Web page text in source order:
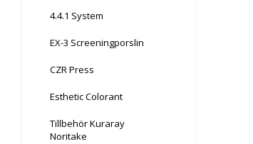
4.4.1 System
EX-3 Screeningporslin
CZR Press
Esthetic Colorant
Tillbehör Kuraray
Noritake